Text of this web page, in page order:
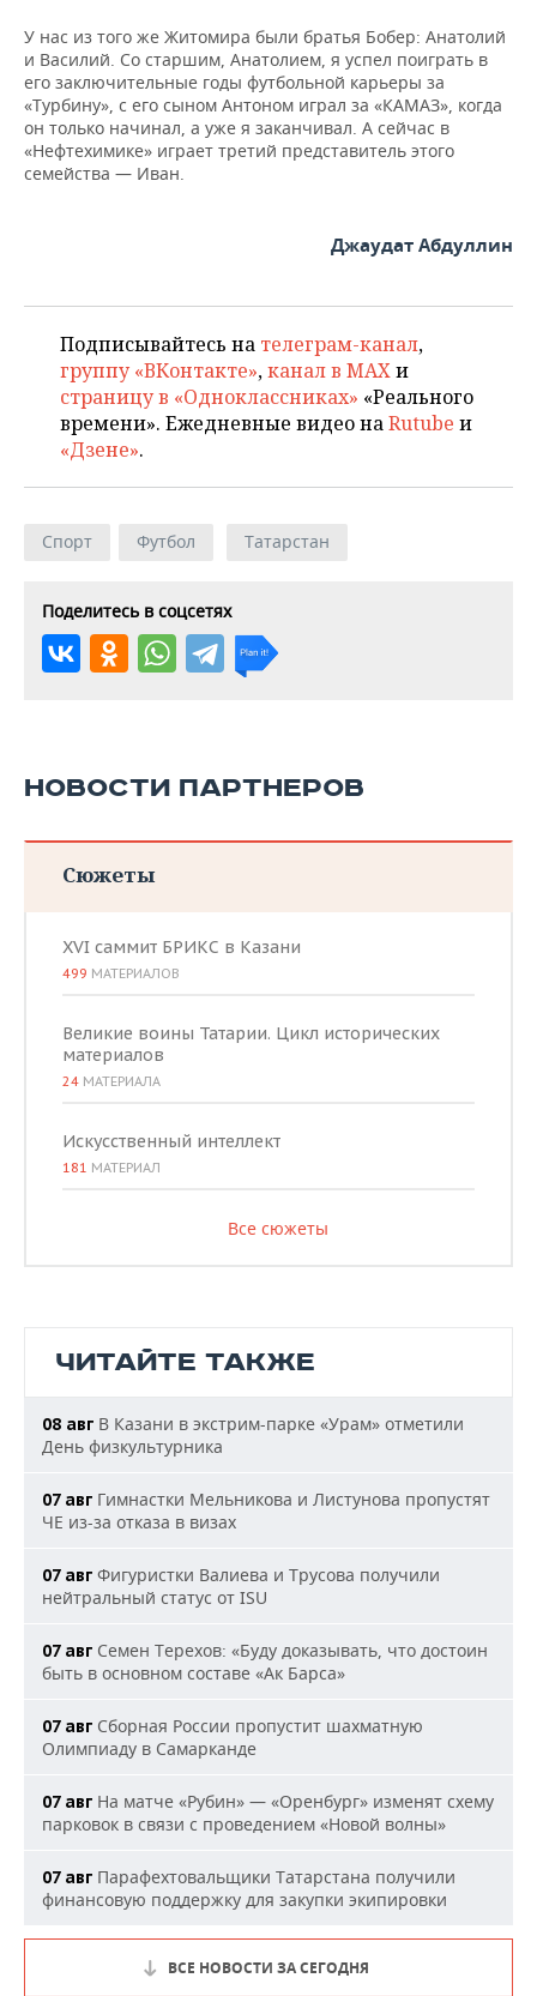
У нас из того же Житомира были братья Бобер: Анатолий
и Василий. Со старшим, Анатолием, я успел поиграть в
его заключительные годы футбольной карьеры за
«Турбину», с его сыном Антоном играл за «КАМАЗ», когда
он только начинал, а уже я заканчивал. А сейчас в
«Нефтехимике» играет третий представитель этого
семейства — Иван.
Джаудат Абдуллин
Подписывайтесь на телеграм-канал,
группу «ВКонтакте»,канал в MAXи
страницу в «Одноклассниках» «Реального
времени». Ежедневные видео наRutube и
«Дзене».
Спорт Футбол Татарстан
Поделитесь в соцсетях
НОВОСТИ ПАРТНЕРОВ
Сюжеты
XVI саммит БРИКС в Казани
499 МАТЕРИАЛОВ
Великие воины Татарии. Цикл исторических
материалов
24 МАТЕРИАЛА
Искусственный интеллект
181 МАТЕРИАЛ
Все сюжеты
ЧИТАЙТЕ ТАКЖЕ
08 авг В Казани в экстрим-парке «Урам» отметили
День физкультурника
07 авг Гимнастки Мельникова и Листунова пропустят
ЧЕ из-за отказа в визах
07 авг Фигуристки Валиева и Трусова получили
нейтральный статус от ISU
07 авг Семен Терехов: «Буду доказывать, что достоин
быть в основном составе «Ак Барса»
07 авг Сборная России пропустит шахматную
Олимпиаду в Самарканде
07 авг На матче «Рубин» — «Оренбург» изменят схему
парковок в связи с проведением «Новой волны»
07 авг Парафехтовальщики Татарстана получили
финансовую поддержку для закупки экипировки
ВСЕ НОВОСТИ ЗА СЕГОДНЯ